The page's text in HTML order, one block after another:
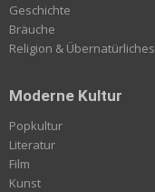
Geschichte
Bräuche
Religion & Übernatürliches
Moderne Kultur
Popkultur
Literatur
Film
Kunst